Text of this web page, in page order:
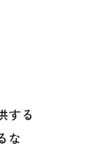
する
な